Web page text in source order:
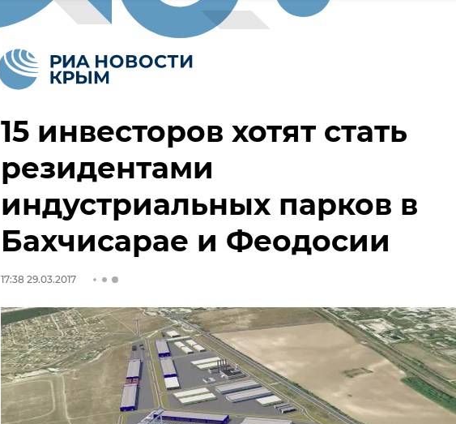
15 инвесторов хотят стать
резидентами
индустриальных парков в
Бахчисарае и Феодосии
17:38 29.03.2017